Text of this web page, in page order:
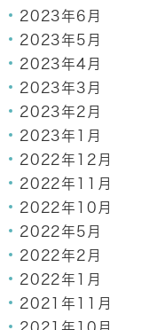
2023年6月
2023年5月
2023年4月
2023年3月
2023年2月
2023年1月
2022年12月
2022年11月
2022年10月
2022年5月
2022年2月
2022年1月
2021年11月